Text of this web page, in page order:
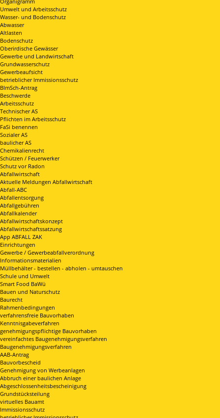
Umwelt und Arbeitsschutz
Wasser- und Bodenschutz
Abwasser
Altlasten
Bodenschutz
Oberirdische Gewässer
Gewerbe und Landwirtschaft
Grundwasserschutz
Gewerbeaufsicht
betrieblicher Immissionsschutz
BImSch-Antrag
Beschwerde
Arbeitsschutz
Technischer AS
Pflichten im Arbeitsschutz
FaSi benennen
Sozialer AS
baulicher AS
Chemikalienrecht
Schützen / Feuerwerker
Schutz vor Radon
Abfallwirtschaft
Aktuelle Meldungen Abfallwirtschaft
Abfall-ABC
Abfallentsorgung
Abfallgebühren
Abfallkalender
Abfallwirtschaftskonzept
Abfallwirtschaftssatzung
App ABFALL ZAK
Einrichtungen
Gewerbe / Gewerbeabfallverordnung
Informationsmaterialien
Müllbehälter - bestellen - abholen - umtauschen
Schule und Umwelt
Smart Food BaWü
Bauen und Naturschutz
Baurecht
Rahmenbedingungen
verfahrensfreie Bauvorhaben
Kenntnisgabeverfahren
genehmigungspflichtige Bauvorhaben
vereinfachtes Baugenehmigungsverfahren
Baugenehmigungsverfahren
AAB-Antrag
Bauvorbescheid
Genehmigung von Werbeanlagen
Abbruch einer baulichen Anlage
Abgeschlossenheitsbescheinigung
Grundstücksteilung
virtuelles Bauamt
Immissionsschutz